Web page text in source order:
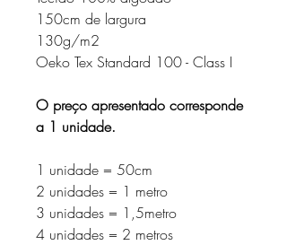
150cm de largura
130g/m2
Oeko Tex Standard 100 - Class I
O preço apresentado corresponde
a 1 unidade.
1 unidade = 50cm
2 unidades = 1 metro
3 unidades = 1,5metro
4 unidades = 2 metros